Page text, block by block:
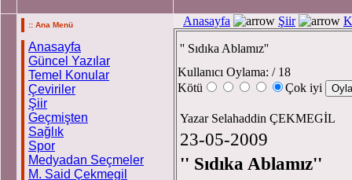
:: Ana Menü
Anasayfa
Güncel Yazılar
Temel Konular
Çeviriler
Şiir
Geçmişten
Sağlık
Spor
Medyadan Seçmeler
M. Said Çekmegil
Anasayfa Şiir
'' Sıdıka Ablamız''
Kullanıcı Oylama: / 18
Kötü
Çok iyi
Yazar Selahaddin ÇEKMEGİL
23-05-2009
'' Sıdıka Ablamız''